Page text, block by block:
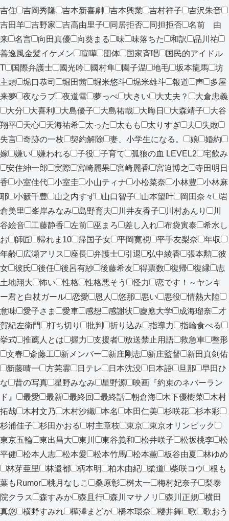
吉住
吉岡秀隆 吉本新喜劇 吉本興業 吉村祥子
吉沢朱音
吉田羊
吉野家 吉高由里子 同居拒否 同担拒否
名前 由
来
名言 向田真優 向葵まる 味 味落ちた 和訳
品川祐
善逸風金髪イケメン
喧嘩 団体 国家斉唱
国民的アイドル
T
国際弁護士 國光吟 國村隼 園子温 地毛 坂本龍馬
坊
主頭
堀口恭司 堀田茜 堀米悠斗 堀米雄斗 報道 声
多屋
来夢
夜なラブ 夜道雪 夢っぺ 大きい 大丈夫？
大倉忠義
大分
大喜利 大島優子 大島祐哉 大晦日 大森靖子
大谷
翔平
天心 天海祐希 太った 太もも 太りすぎ 夫
失敗
失言
奇跡の一枚 契約解除 妻、小学生になる。 娘
婚約
嫁
嫌い 嫌われる 子役 子育て 孤狼の血 LEVEL2
宅飲み
安住紳一郎
実際 宮崎麗果 宮崎麗香 宮迫博之
寺田明日
香
小室佳代 小室圭 小山ティナ 小松菜奈 小林豊
小林麻
耶
小籔千豊 山之内すず 山口智子 山本望叶 岡田奈々
岩
倉美里
峯岸みなみ 島野育夫 川井友香子 川村あんり
川
谷絵音
工藤静香 左前 巫まろ 差し入れ 布袋寅泰
希水し
お
師匠 帰れま10 帰国子女 平岡寛視 平手友梨奈
年収
年齢
広瀬アリス 座長 弁護士 引退 弘中綾香 張本勲
彼
女
彼氏 後任 後呂有紗 後藤希友 得票数 復帰 復縁
志
土地翔大
怖い 性格 性格悪そう 怪力
恋です！～ヤンキ
ー君と白杖ガール
恋愛 恩人 悠那 悪い 悪役
情熱大陸
意味
愛子さま 愛車 感想 感謝状 慶應大学 成海瑠奈
才
賀紀左衛門
打ち切り 批判 折り込み 指導力
指輪食べる
挙式
推薦人とは 握力 支援者 放送禁止用語 救急車
整形
文春
斎藤工 新メンバー 新庄剛志 新庄監督
新田真剣佑
新藤晴一
方莞霊 日テレ 日本沈没 日本語 旦那
早田ひ
な
昔の写真 星野みなみ 星野源
映画『約束のネバーラン
ド』
最愛 最新 最終回 最終話 朝倉海 木下優樹菜
木村
拓哉
木村文乃 木村沙織 本名 本田仁美 杉咲花
杉本彩
杉浦佳子
杉田かおる 村主章枝 東京
東京オリンピック
東京五輪
東出昌大 東川 東谷義和 松井咲子 松坂桃李
松
平健
松本人志 松本愛 松本竹馬 松本薫 板谷由夏
林ゆめ
林芽亜里
林遣都 柄本明 柏木由紀 柔道 柴咲コウ
根も
葉もRumor
桃月なしこ 桑原彰 桝太一 梅村妃奈子
梨泰
院クラス
森すみか 森且行 森川マサノリ 森川正規
横田
真悠
横野すみれ 樺澤まどか 橋本環奈 櫻井舞 歌
歌おう